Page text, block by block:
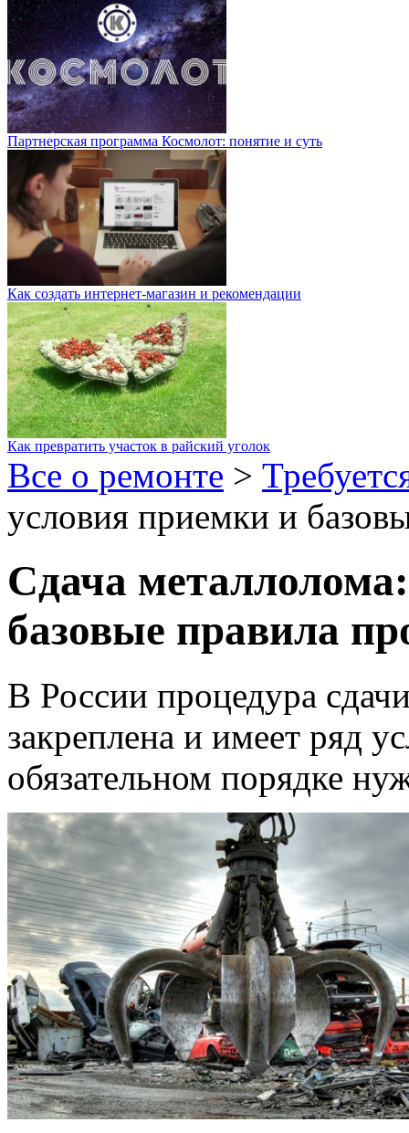
Партнерская программа Космолот: понятие и суть
Как создать интернет-магазин и рекомендации
Как превратить участок в райский уголок
Все о ремонте >
условия приемки и
Сдача
базовые правила
В России процедура
закреплена и имеет ряд
обязательном порядке